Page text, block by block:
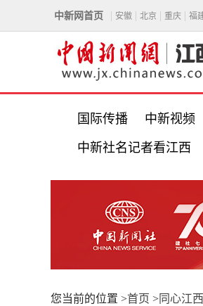
中新网首页 安徽 北京 重庆 福
国际传播 中新视频
中新社名记者看江西
您当前的位置 >首页 >同心江西